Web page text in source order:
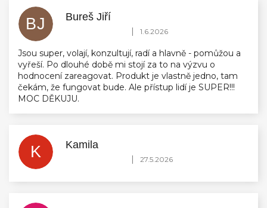
BJ Bureš Jiří
Hodnocení obchodu je 5 z 5 hvězdiček.
| 1.6.2026
Jsou super, volají, konzultují, radí a hlavně - pomůžou a
vyřeší. Po dlouhé době mi stojí za to na výzvu o
hodnocení zareagovat. Produkt je vlastně jedno, tam
čekám, že fungovat bude. Ale přístup lidí je SUPER!!!
MOC DĚKUJU.
K Kamila
Hodnocení obchodu je 5 z 5 hvězdiček.
| 27.5.2026